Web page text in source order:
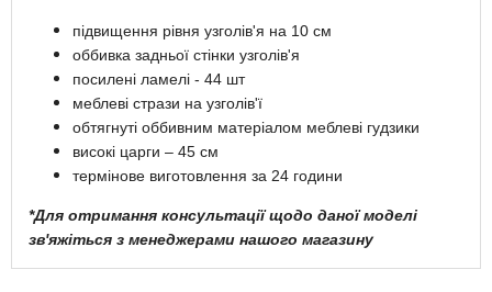
підвищення рівня узголів'я на 10 см
оббивка задньої стінки узголів'я
посилені ламелі - 44 шт
меблеві стрази на узголів'ї
обтягнуті оббивним матеріалом меблеві гудзики
високі царги – 45 см
термінове виготовлення за 24 години
*Для отримання консультації щодо даної моделі
зв'яжіться з менеджерами нашого магазину